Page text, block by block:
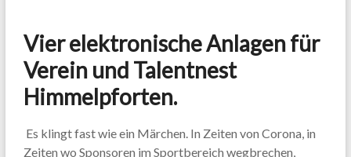
Vier elektronische Anlagen für
Verein und Talentnest
Himmelpforten.
Es klingt fast wie ein Märchen. In Zeiten von Corona, in
Zeiten wo Sponsoren im Sportbereich wegbrechen,